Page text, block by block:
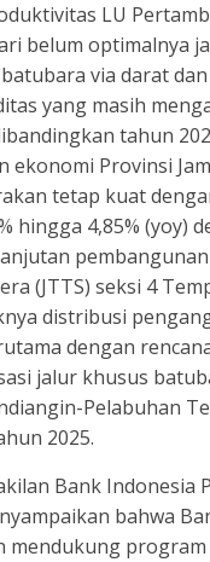
LU
belum optimalnya
via darat
yang masih
tahun
ekonomi Provinsi
tetap kuat
hingga 4,85% (yoy)
pembangunan
(JTTS) seksi 4
distribusi
dengan
jalur khusus
Pelabuhan
2025.
Bank Indonesia
bahwa
mendukung program